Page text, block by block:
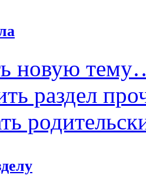
новую
раздел